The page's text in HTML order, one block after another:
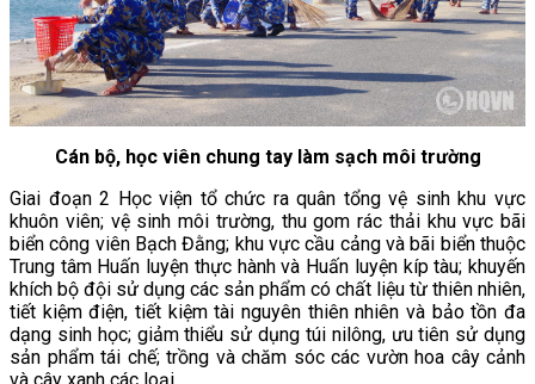
Cán bộ, học viên chung tay làm sạch môi trường
Giai đoạn 2 Học viện tổ chức ra quân tổng vệ sinh khu vực
khuôn viên; vệ sinh môi trường, thu gom rác thải khu vực bãi
biển công viên Bạch Đằng; khu vực cầu cảng và bãi biển thuộc
Trung tâm Huấn luyện thực hành và Huấn luyện kíp tàu; khuyến
khích bộ đội sử dụng các sản phẩm có chất liệu từ thiên nhiên,
tiết kiệm điện, tiết kiệm tài nguyên thiên nhiên và bảo tồn đa
dạng sinh học; giảm thiểu sử dụng túi nilông, ưu tiên sử dụng
sản phẩm tái chế; trồng và chăm sóc các vườn hoa cây cảnh
và cây xanh các loại…